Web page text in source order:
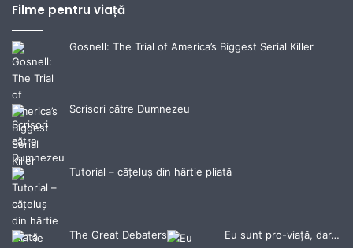
Filme pentru viață
Gosnell: The Trial of America’s Biggest Serial Killer
Scrisori către Dumnezeu
Tutorial – cățeluș din hârtie pliată
The Great Debaters Eu sunt pro-viață, dar…